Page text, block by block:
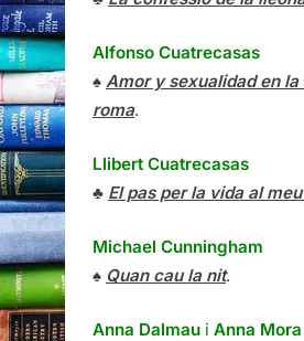
Alfonso Cuatrecasas
♠ Amor y sexualidad en la
roma.
Llibert Cuatrecasas
♣ El pas per la vida al
Michael Cunningham
♠ Quan cau la nit.
Anna Dalmau i Anna Mora